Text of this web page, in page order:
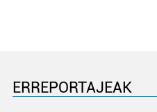
ERREPORTAJEAK